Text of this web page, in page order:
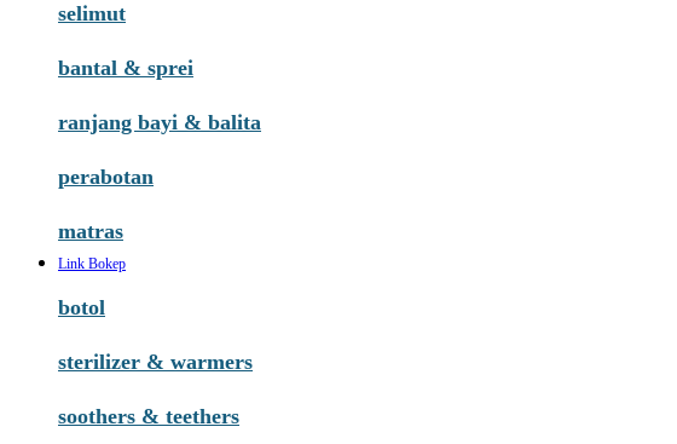
selimut
bantal & sprei
ranjang bayi & balita
perabotan
matras
Link Bokep
botol
sterilizer & warmers
soothers & teethers